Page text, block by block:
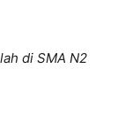
di SMA N2